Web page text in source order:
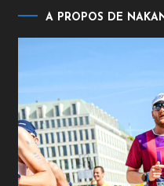
A PROPOS DE